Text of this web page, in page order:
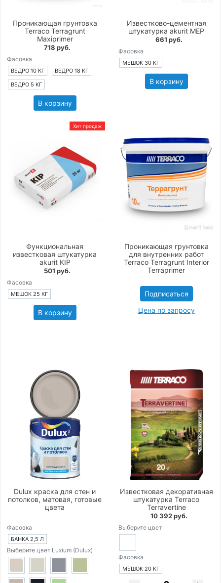
Проникающая грунтовка
Terraco Terragrunt
Maxiprimer
718 руб.
Фасовка
ВЕДРО 10 КГ
ВЕДРО 18 КГ
ВЕДРО 5 КГ
В корзину
Известково-цементная
штукатурка akurit MEP
661 руб.
Фасовка
МЕШОК 30 КГ
В корзину
Хит продаж
Функциональная
известковая штукатурка
akurit KIP
501 руб.
Фасовка
МЕШОК 25 КГ
В корзину
Проникающая грунтовка
для внутренних работ
Terraco Terragrunt Interior
Terraprimer
Подписаться
Цена по запросу
Dulux краска для стен и
потолков, матовая, готовые
цвета
Фасовка
БАНКА 2,5 Л
Выберите цвет Luxium (Dulux)
Известковая декоративная
штукатурка Terraco
Terravertine
10 392 руб.
Выберите цвет
Фасовка
МЕШОК 20 КГ